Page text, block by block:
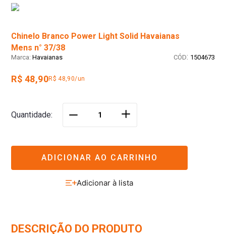
Chinelo Branco Power Light Solid Havaianas
Mens n° 37/38
Havaianas : 1504673
R$ 48,90R$ 48,90/un
Quantidade ＋
ADICIONAR AO CARRINHO
DESCRIÇÃO DO PRODUTO